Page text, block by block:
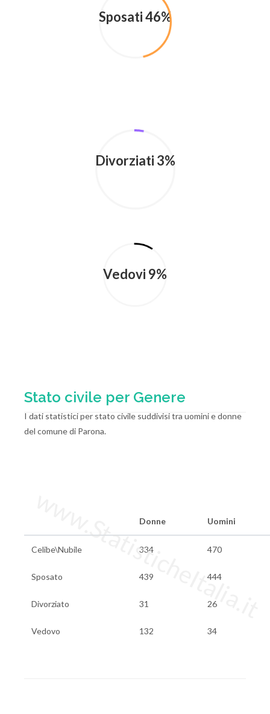
Sposati 46%
Divorziati 3%
Vedovi 9%
Stato civile per Genere
I dati statistici per stato civile suddivisi tra uomini e donne
del comune di Parona.
Donne Uomini
Celibe\Nubile 334 470
Sposato 439 444
Divorziato 31 26
Vedovo 132 34
www.StatisticheItalia.it